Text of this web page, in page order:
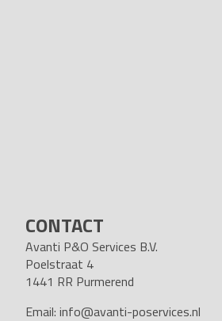
CONTACT
Avanti P&O Services B.V.
Poelstraat 4
1441 RR Purmerend
Email: info@avanti-poservices.nl